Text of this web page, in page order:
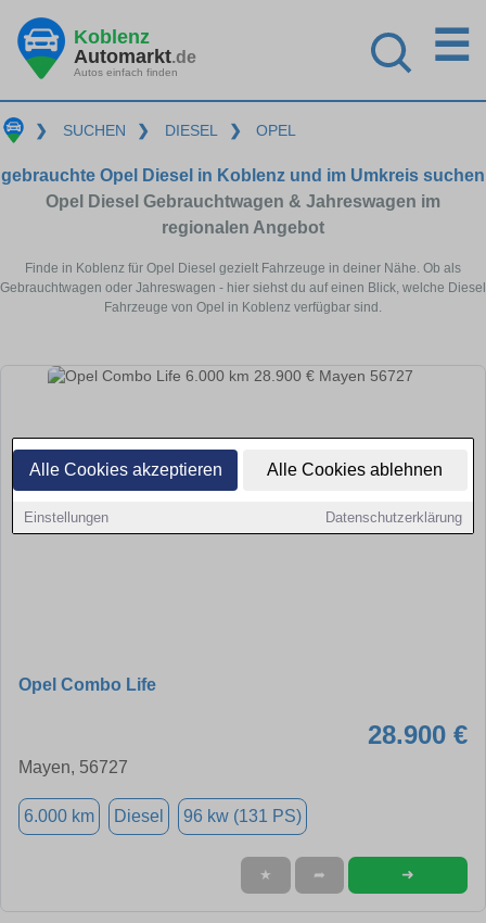
Alle Cookies akzeptieren Alle Cookies ablehnen
Einstellungen Datenschutzerklärung
Koblenz
Automarkt.de
Autos einfach finden
☰
❯ SUCHEN ❯ DIESEL ❯ OPEL
gebrauchte Opel Diesel in Koblenz und im Umkreis suchen
Opel Diesel Gebrauchtwagen & Jahreswagen im
regionalen Angebot
Finde in Koblenz für Opel Diesel gezielt Fahrzeuge in deiner Nähe. Ob als
Gebrauchtwagen oder Jahreswagen - hier siehst du auf einen Blick, welche Diesel
Fahrzeuge von Opel in Koblenz verfügbar sind.
Opel Combo Life
28.900 €
Mayen, 56727
6.000 km Diesel 96 kw (131 PS)
★ ➦ ➜